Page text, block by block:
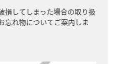
損してしまった場合の取り扱
忘れ物についてご案内しま